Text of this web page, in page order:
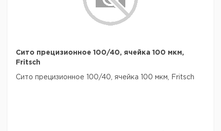
Сито прецизионное 100/40, ячейка 100 мкм,
Fritsch
Сито прецизионное 100/40, ячейка 100 мкм, Fritsch